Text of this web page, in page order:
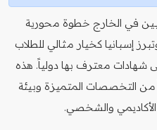
في الخارج خطوة محورية
إسبانيا كخيار مثالي للطلاب
شهادات معترف بها دولياً. هذه
من التخصصات المتميزة وبيئة
والشخصي.